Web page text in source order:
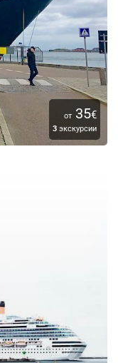
от 35€
3 экскурсии